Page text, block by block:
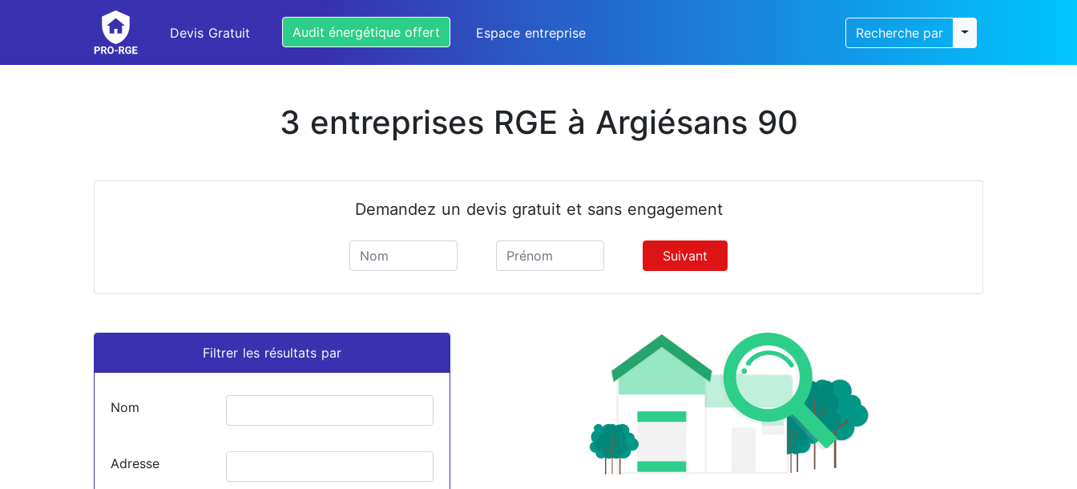
Devis Gratuit Audit énergétique offert Espace entreprise Recherche par Toggle dropdown
3 entreprises RGE à Argiésans 90
Demandez un devis gratuit et sans engagement
Suivant
Filtrer les résultats par
Nom
Adresse